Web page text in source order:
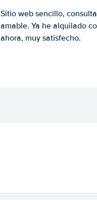
Sitio web sencillo,
amable. Ya he alquilado
ahora, muy satisfecho.